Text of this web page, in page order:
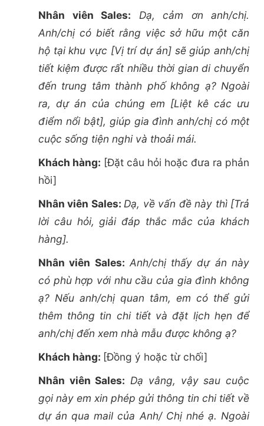
Nhân viên Sales:
Dạ, cảm ơn anh/chị.
Anh/chị có biết rằng việc sở hữu một căn
hộ tại khu vực [Vị trí dự án] sẽ giúp anh/chị
tiết kiệm được rất nhiều thời gian di chuyển
đến trung tâm thành phố không ạ? Ngoài
ra, dự án của chúng em [Liệt kê các ưu
điểm nổi bật], giúp gia đình anh/chị có một
cuộc sống tiện nghi và thoải mái.
Khách hàng: [Đặt câu hỏi hoặc đưa ra phản
hồi]
Nhân viên Sales: Dạ, về vấn đề này thì [Trả
lời câu hỏi, giải đáp thắc mắc của khách
hàng].
Nhân viên Sales: Anh/chị thấy dự án này
có phù hợp với nhu cầu của gia đình không
ạ? Nếu anh/chị quan tâm, em có thể gửi
thêm thông tin chi tiết và đặt lịch hẹn để
anh/chị đến xem nhà mẫu được không ạ?
Khách hàng: [Đồng ý hoặc từ chối]
Nhân viên Sales: Dạ vâng, vậy sau cuộc
gọi này em xin phép gửi thông tin chi tiết về
dự án qua mail của Anh/ Chị nhé ạ. Ngoài